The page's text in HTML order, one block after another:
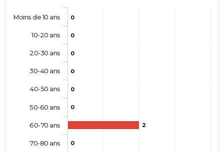
0
0
0
0
0
0
2
0
Moins de 10 ans
10-20 ans
20-30 ans
30-40 ans
40-50 ans
50-60 ans
60-70 ans
70-80 ans